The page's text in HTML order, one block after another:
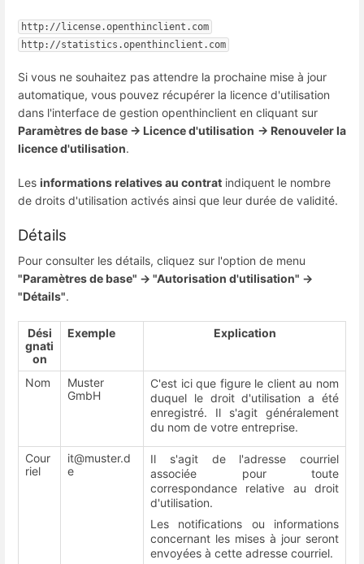
http://license.openthinclient.com
http://statistics.openthinclient.com
Si vous ne souhaitez pas attendre la prochaine mise à jour
automatique, vous pouvez récupérer la licence d'utilisation
dans l'interface de gestion openthinclient en cliquant sur
Paramètres de base → Licence d'utilisation → Renouveler la
licence d'utilisation.
Les informations relatives au contrat indiquent le nombre
de droits d'utilisation activés ainsi que leur durée de validité.
Détails
Pour consulter les détails, cliquez sur l'option de menu
"Paramètres de base" → "Autorisation d'utilisation" →
"Détails".
Dési
gnati
on
Exemple Explication
Nom
Muster
GmbH
C'est ici que figure le client au nom
duquel le droit d'utilisation a été
enregistré. Il s'agit généralement
du nom de votre entreprise.
Cour
riel
it@muster.d
e
Il s'agit de l'adresse courriel
associée pour toute
correspondance relative au droit
d'utilisation.
Les notifications ou informations
concernant les mises à jour seront
envoyées à cette adresse courriel.